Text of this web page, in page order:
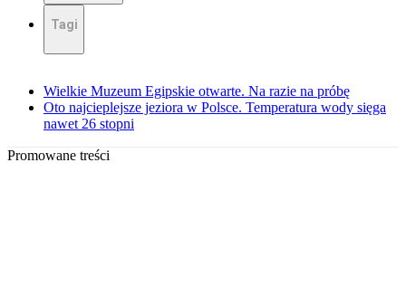
Tagi
Wielkie Muzeum Egipskie otwarte. Na razie na próbę
Oto najcieplejsze jeziora w Polsce. Temperatura wody sięga
nawet 26 stopni
Promowane treści